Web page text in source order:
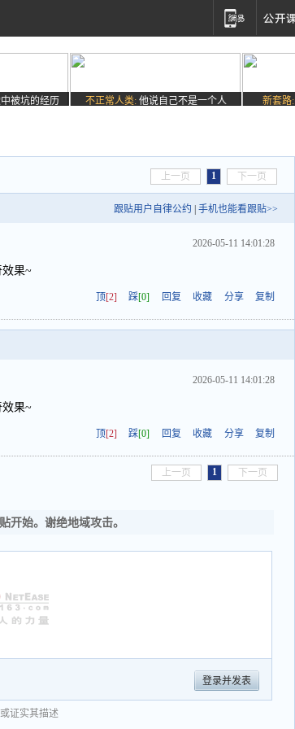
被坑的经历 不正常人类: 他说自己不是一个人 新套路:
上一页 1 下一页
跟贴用户自律公约 手机也能看跟贴>>
2026-05-11 14:01:28
效果~
顶[2] 踩[0] 回复 收藏 分享 复制
2026-05-11 14:01:28
效果~
顶[2] 踩[0] 回复 收藏 分享 复制
上一页 1 下一页
开始。谢绝地域攻击。
登录并发表
证实其描述